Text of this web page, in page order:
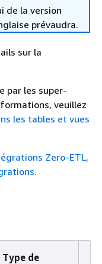
de la version
prévaudra.
sur la
par les super-
veuillez
les tables et vues
Zero-ETL,
Type de